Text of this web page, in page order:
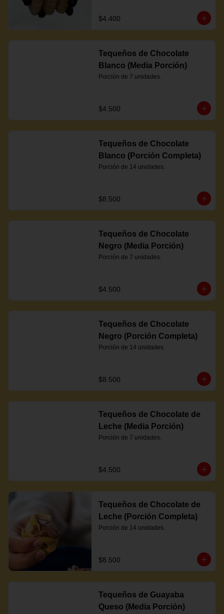
$4.400
Tequeños de Chocolate
Blanco (Media Porción)
Porción de 7 unidades.
$4.500
Tequeños de Chocolate
Blanco (Porción Completa)
Porción de 14 unidades.
$8.500
Tequeños de Chocolate
Negro (Media Porción)
Porción de 7 unidades.
$4.500
Tequeños de Chocolate
Negro (Porción Completa)
Porción de 14 unidades.
$8.500
Tequeños de Chocolate de
Leche (Media Porción)
Porción de 7 unidades.
$4.500
Tequeños de Chocolate de
Leche (Porción Completa)
Porción de 14 unidades.
$8.500
Tequeños de Guayaba
Queso (Media Porción)